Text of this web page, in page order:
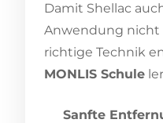
Damit Shellac
Anwendung nicht
richtige Technik
MONLIS Schule
Sanfte